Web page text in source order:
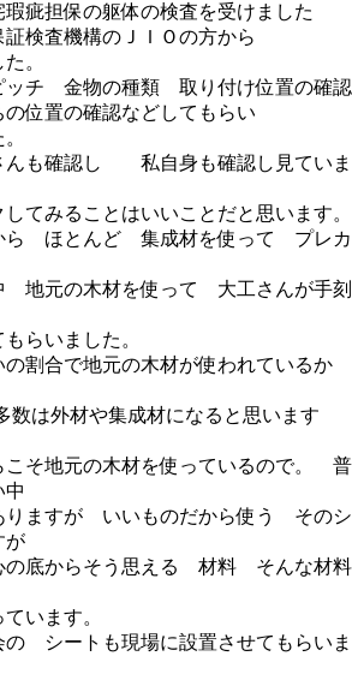
疵担保の躯体の検査を受けました
検査機構のＪＩＯの方から
。
チ 金物の種類 取り付け位置の確認
位置の確認などしてもらい
んも確認し 私自身も確認し見ていま
てみることはいいことだと思います。
ら ほとんど 集成材を使って プレカ
地元の木材を使って 大工さんが手刻
らいました。
の割合で地元の木材が使われているか
は外材や集成材になると思います
こそ地元の木材を使っているので。 普
中
りますが いいものだから使う そのシ
が
の底からそう思える 材料 そんな材料
います。
の シートも現場に設置させてもらいま